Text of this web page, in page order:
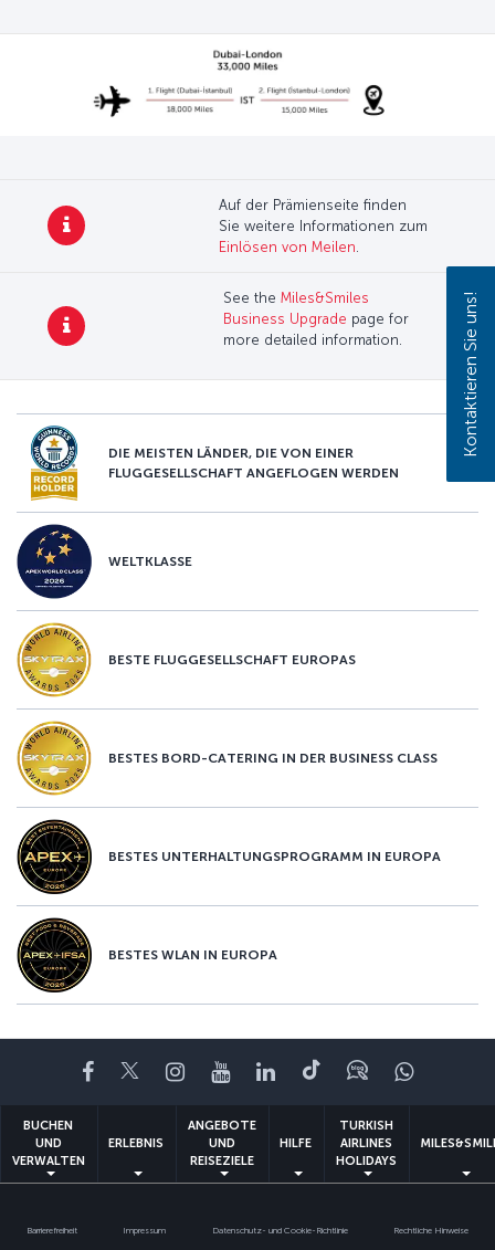
Auf der Prämienseite finden
Sie weitere Informationen zum
Einlösen von Meilen
See theMiles&Smiles
Business Upgrade page for
more detailed information.
DIE MEISTEN LÄNDER, DIE VON EINER
FLUGGESELLSCHAFT ANGEFLOGEN WERDEN
WELTKLASSE
BESTE FLUGGESELLSCHAFT EUROPAS
BESTES BORD-CATERING IN DER BUSINESS CLASS
BESTES UNTERHALTUNGSPROGRAMM IN EUROPA
BESTES WLAN IN EUROPA
Facebook
TwitterInstagram
YouTubeLinkedIn
TikTokBlog
BUCHEN
UND
VERWALTEN
ERLEBNIS
ANGEBOTE
UND
REISEZIELE
HILFE
TURKISH
AIRLINES
HOLIDAYS
Barrierefreiheit Impressum Datenschutz- und Cookie-Richtlinie Rechtliche Hinweise
Kontaktieren Sie uns!